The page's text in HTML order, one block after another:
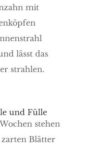
mit
lässt das
strahlen.
und Fülle
stehen
Blätter